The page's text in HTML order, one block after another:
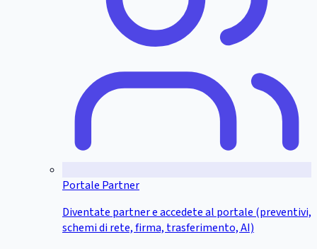
Portale Partner
Diventate partner e accedete al portale (preventivi,
schemi di rete, firma, trasferimento, AI)